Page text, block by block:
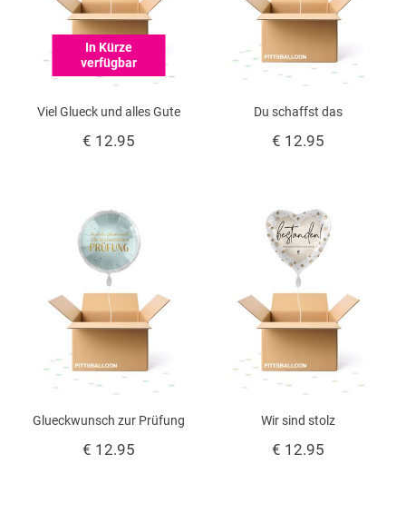
In Kürze
verfügbar
Viel Glueck und alles Gute
€ 12.95
Du schaffst das
€ 12.95
Wir sind stolz
€ 12.95
Glueckwunsch zur Prüfung
€ 12.95